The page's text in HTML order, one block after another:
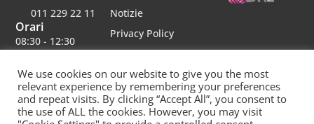
Notizie
Privacy Policy
Termini e
condizioni
Lavora con noi
011 229 22 11
Orari
08:30 - 12:30
Sabato chiuso
We use cookies on our website to give you the most
relevant experience by remembering your preferences
and repeat visits. By clicking “Accept All”, you consent to
the use of ALL the cookies. However, you may visit